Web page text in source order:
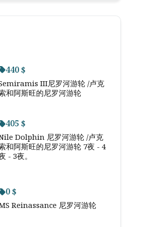
440 $
III尼罗河游轮 /卢克
和阿斯旺的尼罗河游轮
405 $
Dolphin 尼罗河游轮 /卢克
和阿斯旺的尼罗河游轮 7夜 - 4
- 3夜。
0 $
Reinassance 尼罗河游轮